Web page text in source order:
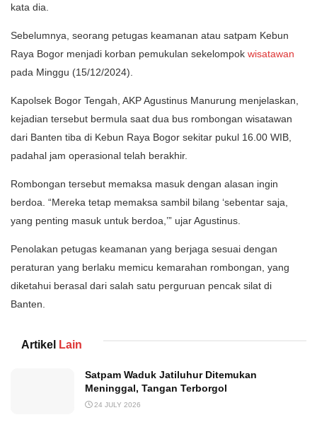
kata dia.
Sebelumnya, seorang petugas keamanan atau satpam Kebun
Raya Bogor menjadi korban pemukulan sekelompok wisatawan
pada Minggu (15/12/2024).
Kapolsek Bogor Tengah, AKP Agustinus Manurung menjelaskan,
kejadian tersebut bermula saat dua bus rombongan wisatawan
dari Banten tiba di Kebun Raya Bogor sekitar pukul 16.00 WIB,
padahal jam operasional telah berakhir.
Rombongan tersebut memaksa masuk dengan alasan ingin
berdoa. “Mereka tetap memaksa sambil bilang ‘sebentar saja,
yang penting masuk untuk berdoa,’” ujar Agustinus.
Penolakan petugas keamanan yang berjaga sesuai dengan
peraturan yang berlaku memicu kemarahan rombongan, yang
diketahui berasal dari salah satu perguruan pencak silat di
Banten.
Artikel Lain
Satpam Waduk Jatiluhur Ditemukan
Meninggal, Tangan Terborgol
24 JULY 2026